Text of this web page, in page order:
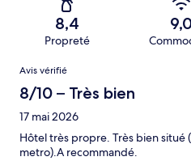
8,4
Propreté
Avis
Avis vérifié
8/10 – Très bien
17 mai 2026
Hôtel très propre. Très bien
metro).A recommandé.